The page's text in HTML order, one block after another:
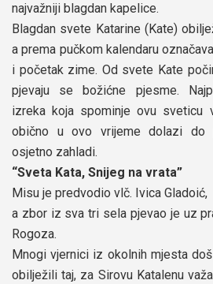
najvažniji blagdan kapelice.
Blagdan svete Katarine (Kate)
a prema pučkom kalendaru
i početak zime. Od svete Kate
pjevaju se božićne pjesme.
izreka koja spominje ovu sveticu
obično u ovo vrijeme dolazi do
osjetno zahladi.
“Sveta Kata, Snijeg na vrata”
Misu je predvodio vlč. Ivica Gladoić,
a zbor iz sva tri sela pjevao je uz
Rogoza.
Mnogi vjernici iz okolnih mjesta
obilježili taj, za Sirovu Katalenu